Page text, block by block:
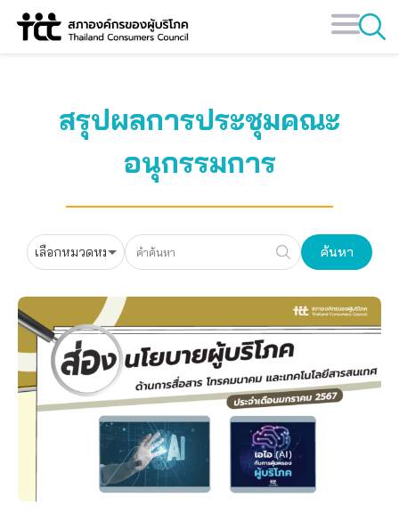
Skip
สรุปผลการประชุมคณะ
อนุกรรมการ
ค้นหา